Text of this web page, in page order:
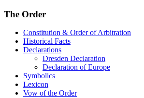
The Order
Constitution & Order of Arbitration
Historical Facts
Declarations
Dresden Declaration
Declaration of Europe
Symbolics
Lexicon
Vow of the Order